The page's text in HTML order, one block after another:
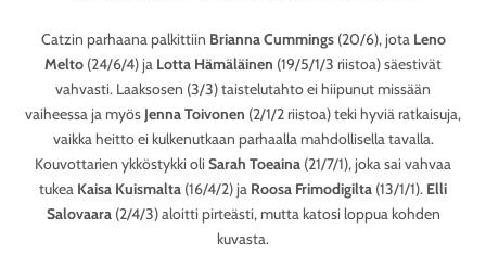
Catzin parhaana palkittiin Brianna Cummings(20/6), jota Leno
Melto (24/6/4) ja Lotta Hämäläinen (19/5/1/3 riistoa) säestivät
vahvasti. Laaksosen (3/3) taistelutahto ei hiipunut missään
vaiheessa ja myös Jenna Toivonen (2/1/2 riistoa) teki hyviä ratkaisuja,
vaikka heitto ei kulkenutkaan parhaalla mahdollisella tavalla.
Kouvottarien ykköstykki oli Sarah Toeaina (21/7/1), joka sai vahvaa
tukea Kaisa Kuismalta (16/4/2) ja Roosa Frimodigilta (13/1/1). Elli
Salovaara(2/4/3) aloitti pirteästi, mutta katosi loppua kohden
kuvasta.